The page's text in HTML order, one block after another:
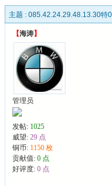
主题 : 085.42.24.29.48.13.30特
【海涛】
管理员
发帖: 1025
威望: 29 点
铜币: 1150 枚
贡献值: 0 点
好评度: 0 点